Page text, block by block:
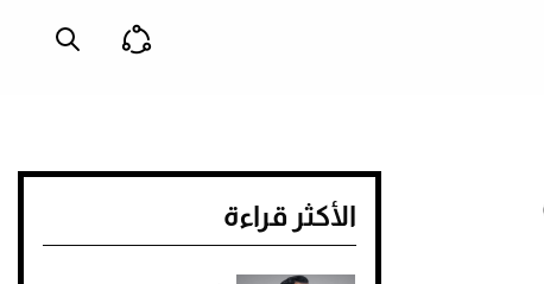
الأكثر قراءة